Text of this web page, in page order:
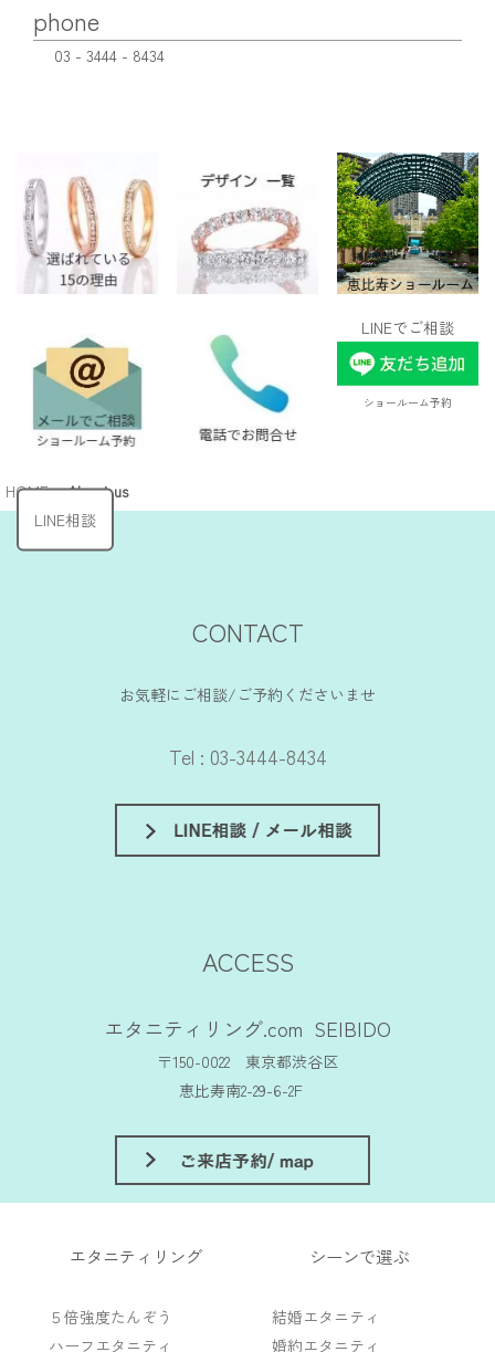
phone
03 - 3444 - 8434
LINEでご相談
ショールーム予約
HOME>About us
CONTACT
お気軽にご相談/ご予約くださいませ
Tel : 03-3444-8434
ACCESS
エタニティリング.com SEIBIDO
〒150-0022 東京都渋谷区
恵比寿南2-29-6-2F
エタニティリング
５倍強度たんぞう
ハーフエタニティ
シーンで選ぶ
結婚エタニティ
婚約エタニティ
LINE相談